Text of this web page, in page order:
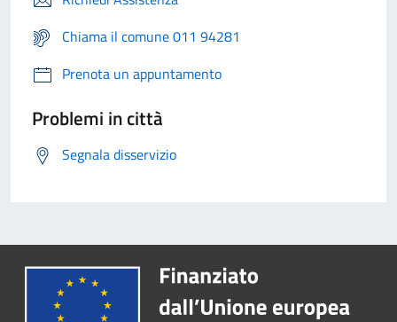
Chiama il comune 011 94281
Prenota un appuntamento
Problemi in città
Segnala disservizio